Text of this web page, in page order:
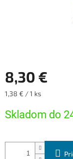
8,30 €
Jednotková
1,38 € / 1 ks
Skladom do